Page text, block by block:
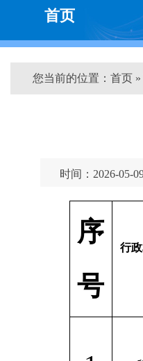
首页
您当前的位置： 首页
时间：2026-05-
序
号
行